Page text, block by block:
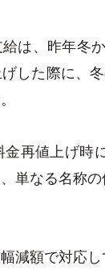
給は、昨年冬
した際に、
再値上げ時
単なる名称
減額で対応